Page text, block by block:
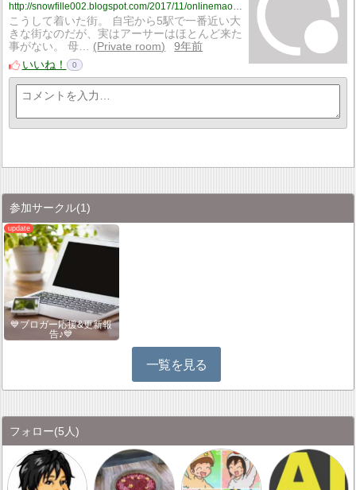
http://snowfille002.blogspot.com/2017/11/onlinemaoh0115.html
こうして着いた街。 自宅から5駅で一番近い大
きな街なのだが、実はアーサーはほとんど来た
事がない。 母…
Private room
9年前
いいね！
0
参加サークル(1)
💙ブロガー応援&更新報
告♪💙
一覧を見る
フォロー(5人)